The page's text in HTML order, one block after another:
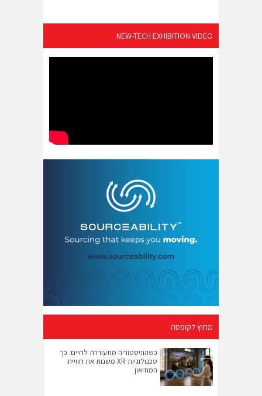
NEW-TECH EXHIBITION VIDEO
מחוץ לקופסה
כשההיסטוריה מתעוררת לחיים: כך
טכנולוגיות XR משנות את חוויית
המוזיאון